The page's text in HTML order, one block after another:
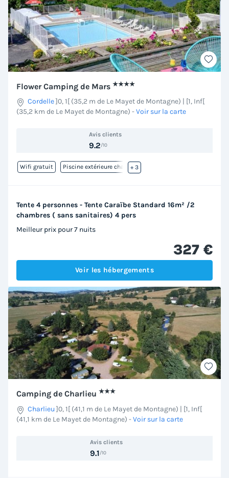
Flower Camping de Mars ★★★★
Cordelle]0, 1[ (35,2 m de Le Mayet de Montagne) | [1, Inf[
(35,2 km de Le Mayet de Montagne) -Voir sur la carte
Avis clients
9.2/10
Wifi gratuit Piscine extérieure chauffée
+ 3
Tente 4 personnes - Tente Caraïbe Standard 16m² /2
chambres ( sans sanitaires) 4 pers
Meilleur prix pour 7 nuits
327 €
Voir les hébergements
Camping de Charlieu ★★★
Charlieu ]0, 1[ (41,1 m de Le Mayet de Montagne) | [1, Inf[
(41,1 km de Le Mayet de Montagne) -Voir sur la carte
Avis clients
9.1/10